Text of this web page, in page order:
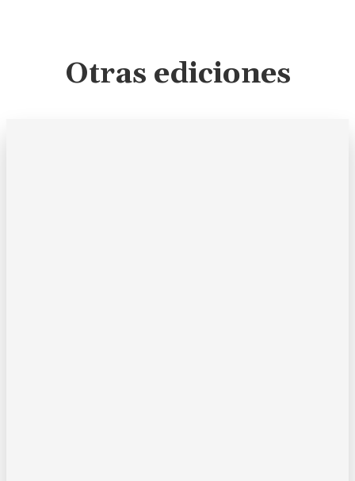
Otras ediciones